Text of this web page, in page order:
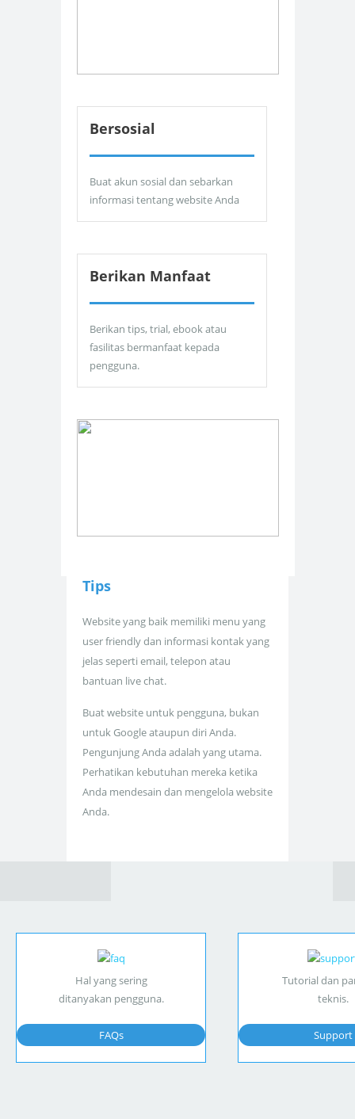
Bersosial
Buat akun sosial dan sebarkan
informasi tentang website Anda
Berikan Manfaat
Berikan tips, trial, ebook atau
fasilitas bermanfaat kepada
pengguna.
Tips
Website yang baik memiliki menu yang
user friendly dan informasi kontak yang
jelas seperti email, telepon atau
bantuan live chat.
Buat website untuk pengguna, bukan
untuk Google ataupun diri Anda.
Pengunjung Anda adalah yang utama.
Perhatikan kebutuhan mereka ketika
Anda mendesain dan mengelola website
Anda.
Hal yang sering
ditanyakan pengguna.
FAQs
Tutorial dan
teknis.
Support